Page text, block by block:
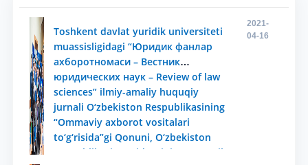
Toshkent davlat yuridik universiteti
muassisligidagi “Юридик фанлар
ахборотномаси – Вестник
юридических наук – Review of law
sciences” ilmiy-amaliy huquqiy
jurnali O‘zbekiston Respublikasining
“Ommaviy axborot vositalari
to‘g‘risida”gi Qonuni, O‘zbekiston
Respublikasi Prezidentining 2013-yil
2021-
04-16